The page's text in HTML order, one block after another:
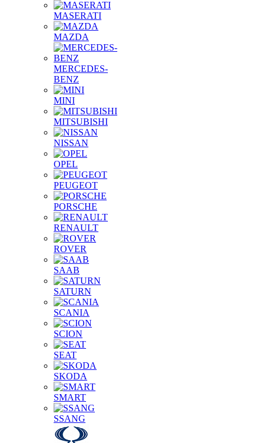
MASERATI
MAZDA
MERCEDES-
BENZ
MINI
MITSUBISHI
NISSAN
OPEL
PEUGEOT
PORSCHE
RENAULT
ROVER
SAAB
SATURN
SCANIA
SCION
SEAT
SKODA
SMART
SSANG